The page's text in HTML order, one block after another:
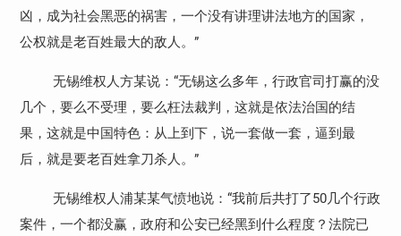
凶，成为社会黑恶的祸害，一个没有讲理讲法地方的国家，
公权就是老百姓最大的敌人。”
无锡维权人方某说：“无锡这么多年，行政官司打赢的没
几个，要么不受理，要么枉法裁判，这就是依法治国的结
果，这就是中国特色：从上到下，说一套做一套，逼到最
后，就是要老百姓拿刀杀人。”
无锡维权人浦某某气愤地说：“我前后共打了50几个行政
案件，一个都没赢，政府和公安已经黑到什么程度？法院已